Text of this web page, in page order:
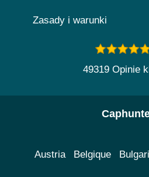
Zasady i warunki
49319 Opinie
Austria Belgique